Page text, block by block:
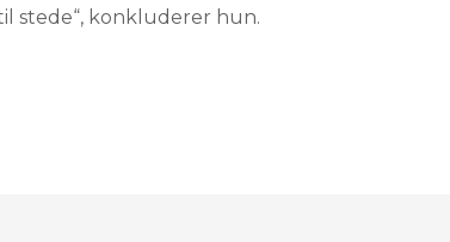
stede“, konkluderer hun.